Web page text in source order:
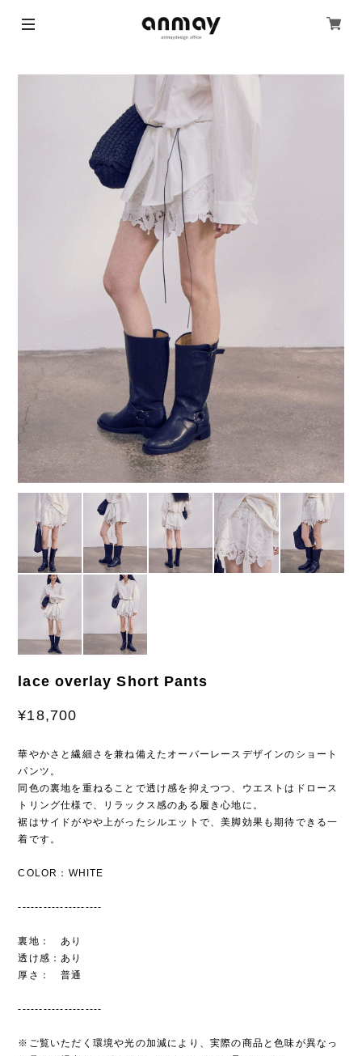
lace overlay Short Pants
¥18,700
華やかさと繊細さを兼ね備えたオーバーレースデザインのショート
パンツ。
同色の裏地を重ねることで透け感を抑えつつ、ウエストはドロース
トリング仕様で、リラックス感のある履き心地に。
裾はサイドがやや上がったシルエットで、美脚効果も期待できる一
着です。
COLOR：WHITE
--------------------
裏地： あり
透け感：あり
厚さ： 普通
--------------------
※ご覧いただく環境や光の加減により、実際の商品と色味が異なっ